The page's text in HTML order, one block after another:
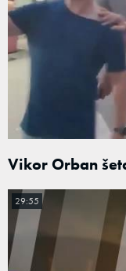
Vikor Orban
29:55